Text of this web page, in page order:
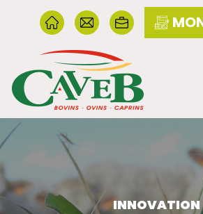
INNOVATION